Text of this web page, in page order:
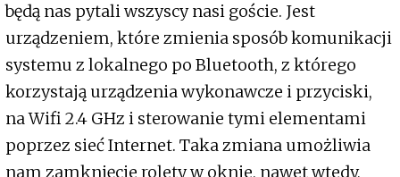
będą nas pytali wszyscy nasi goście. Jest
urządzeniem, które zmienia sposób komunikacji
systemu z lokalnego po Bluetooth, z którego
korzystają urządzenia wykonawcze i przyciski,
na Wifi 2.4 GHz i sterowanie tymi elementami
poprzez sieć Internet. Taka zmiana umożliwia
nam zamknięcie rolety w oknie, nawet wtedy,